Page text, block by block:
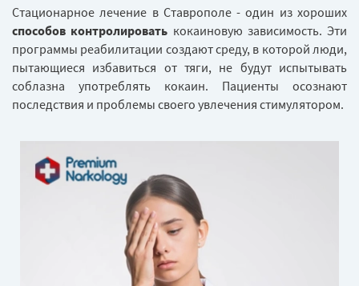
Стационарное лечение в Ставрополе - один из хороших
способов контролировать кокаиновую зависимость. Эти
программы реабилитации создают среду, в которой люди,
пытающиеся избавиться от тяги, не будут испытывать
соблазна употреблять кокаин. Пациенты осознают
последствия и проблемы своего увлечения стимулятором.